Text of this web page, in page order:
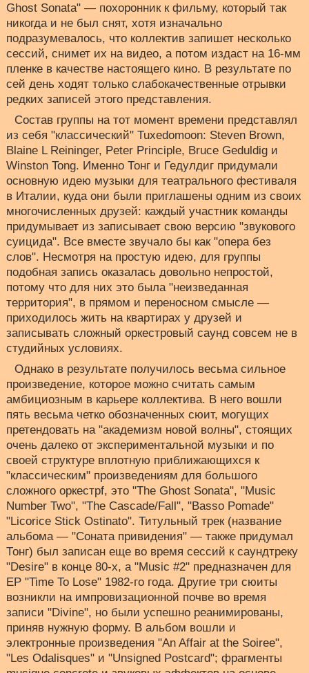
Ghost Sonata" — похоронник к фильму, который так
никогда и не был снят, хотя изначально
подразумевалось, что коллектив запишет несколько
сессий, снимет их на видео, а потом издаст на 16-мм
пленке в качестве настоящего кино. В результате по
сей день ходят только слабокачественные отрывки
редких записей этого представления.
Состав группы на тот момент времени представлял
из себя "классический" Tuxedomoon: Steven Brown,
Blaine L Reininger, Peter Principle, Bruce Geduldig и
Winston Tong. Именно Тонг и Гедулдиг придумали
основную идею музыки для театрального фестиваля
в Италии, куда они были приглашены одним из своих
многочисленных друзей: каждый участник команды
придумывает из записывает свою версию "звукового
суицида". Все вместе звучало бы как "опера без
слов". Несмотря на простую идею, для группы
подобная запись оказалась довольно непростой,
потому что для них это была "неизведанная
территория", в прямом и переносном смысле —
приходилось жить на квартирах у друзей и
записывать сложный оркестровый саунд совсем не в
студийных условиях.
Однако в результате получилось весьма сильное
произведение, которое можно считать самым
амбициозным в карьере коллектива. В него вошли
пять весьма четко обозначенных сюит, могущих
претендовать на "академизм новой волны", стоящих
очень далеко от экспериментальной музыки и по
своей структуре вплотную приближающихся к
"классическим" произведениям для большого
сложного оркестрf, это "The Ghost Sonata", "Music
Number Two", "The Cascade/Fall", "Basso Pomade"
"Licorice Stick Ostinato". Титульный трек (название
альбома — "Соната привидения" — также придумал
Тонг) был записан еще во время сессий к саундтреку
"Desire" в конце 80-х, а "Music #2" предназначен для
EP "Time To Lose" 1982-го года. Другие три сюиты
возникли на импровизационной почве во время
записи "Divine", но были успешно реанимированы,
приняв нужную форму. В альбом вошли и
электронные произведения "An Affair at the Soiree",
"Les Odalisques" и "Unsigned Postcard"; фрагменты